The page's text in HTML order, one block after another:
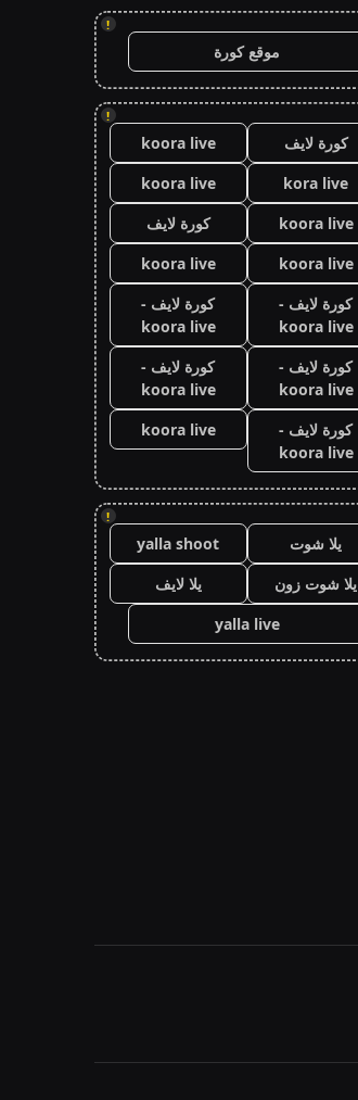
!
موقع كورة
!
كورة لايف
koora live
kora live
koora live
koora live
كورة لايف
koora live
koora live
كورة لايف -
koora live
كورة لايف -
koora live
كورة لايف -
koora live
كورة لايف -
koora live
كورة لايف -
koora live
koora live
!
يلا شوت
yalla shoot
يلا شوت زون
يلا لايف
yalla live